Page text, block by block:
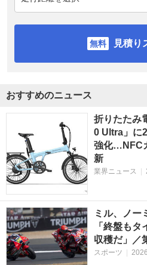
見積り
おすすめのニュース
折りたたみ
0 Ultra」に
強化…NFC
新
業界ニュース
ミル、ノー
「終盤も
収穫だ」／
スポーツ